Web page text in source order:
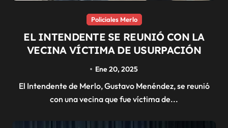
Policiales Merlo
EL INTENDENTE SE REUNIÓ CON LA
VECINA VÍCTIMA DE USURPACIÓN
Ene 20, 2025
El Intendente de Merlo, Gustavo Menéndez, se reunió
con una vecina que fue víctima de...